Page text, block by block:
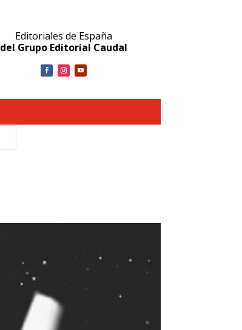
Editoriales de España
del Grupo Editorial Caudal